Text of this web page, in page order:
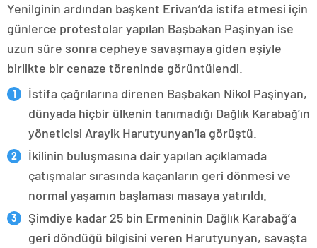
Yenilginin ardından başkent Erivan’da istifa etmesi için
günlerce protestolar yapılan Başbakan Paşinyan ise
uzun süre sonra cepheye savaşmaya giden eşiyle
birlikte bir cenaze töreninde görüntülendi.
İstifa çağrılarına direnen Başbakan Nikol Paşinyan,
dünyada hiçbir ülkenin tanımadığı Dağlık Karabağ’ın
yöneticisi Arayik Harutyunyan’la görüştü.
İkilinin buluşmasına dair yapılan açıklamada
çatışmalar sırasında kaçanların geri dönmesi ve
normal yaşamın başlaması masaya yatırıldı.
Şimdiye kadar 25 bin Ermeninin Dağlık Karabağ’a
geri döndüğü bilgisini veren Harutyunyan, savaşta